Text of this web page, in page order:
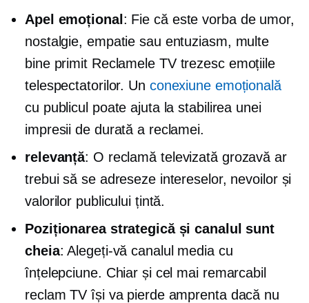
Apel emoțional : Fie că este vorba de umor,
nostalgie, empatie sau entuziasm, multe
bine primitReclamele TV trezesc emoțiile
telespectatorilor. Un conexiune emoțională
cu publicul poate ajuta la stabilirea unei
impresii de durată a reclamei.
relevanță: O reclamă televizată grozavă ar
trebui să se adreseze intereselor, nevoilor și
valorilor publicului țintă.
Poziționarea strategică și canalul sunt
cheia: Alegeți-vă canalul media cu
înțelepciune. Chiar și cel mai remarcabil
reclam TV își va pierde amprenta dacă nu